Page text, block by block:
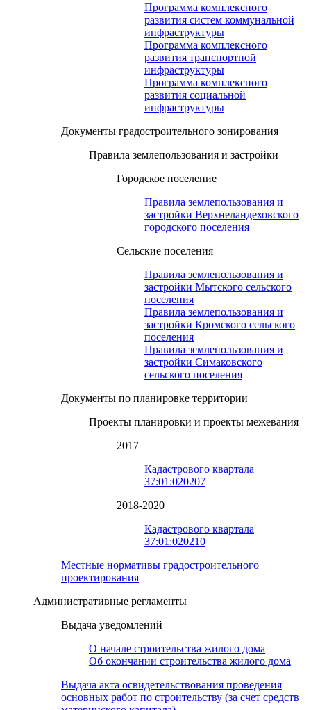
Программа комплексного
развития систем коммунальной
инфраструктуры
Программа комплексного
развития транспортной
инфраструктуры
Программа комплексного
развития социальной
инфраструктуры
Документы градостроительного зонирования
Правила землепользования и застройки
Городское поселение
Правила землепользования и
застройки Верхнеландеховского
городского поселения
Сельские поселения
Правила землепользования и
застройки Мытского сельского
поселения
Правила землепользования и
застройки Кромского сельского
поселения
Правила землепользования и
застройки Симаковского
сельского поселения
Документы по планировке территории
Проекты планировки и проекты межевания
2017
Кадастрового квартала
37:01:020207
2018-2020
Кадастрового квартала
37:01:020210
Местные нормативы градостроительного
проектирования
Административные регламенты
Выдача уведомлений
О начале строительства жилого дома
Об окончании строительства жилого дома
Выдача акта освидетельствования проведения
основных работ по строительству (за счет средств